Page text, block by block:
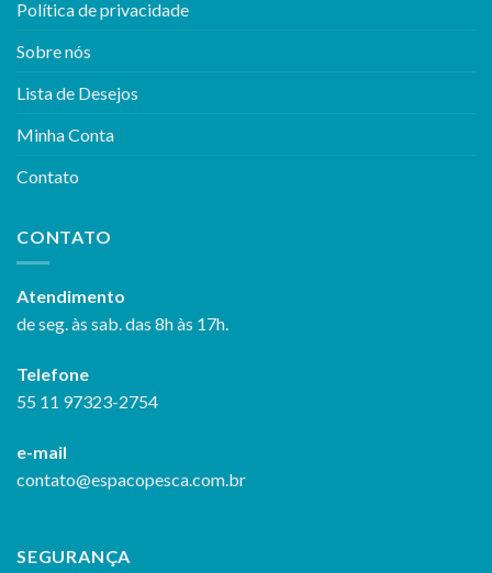
Política de privacidade
Sobre nós
Lista de Desejos
Minha Conta
Contato
CONTATO
Atendimento
de seg. às sab. das 8h às 17h.
Telefone
55 11 97323-2754
e-mail
contato@espacopesca.com.br
SEGURANÇA